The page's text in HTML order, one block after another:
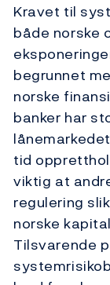
Kravet til
både norske
begrunnet
norske
banker har
tid
viktig at
regulering
norske
Tilsvarende